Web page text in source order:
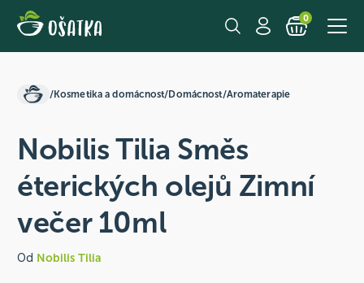
0
/Kosmetika a domácnost/Domácnost/Aromaterapie
Nobilis Tilia Směs
éterických olejů Zimní
večer 10ml
Od Nobilis Tilia